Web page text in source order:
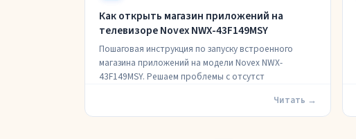
Как открыть магазин приложений на
телевизоре Novex NWX-43F149MSY
Пошаговая инструкция по запуску встроенного
магазина приложений на модели Novex NWX-
43F149MSY. Решаем проблемы с отсутст
Читать →